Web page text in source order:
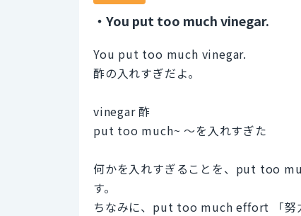
・You put too much vinegar.
You put too much vinegar.
酢の入れすぎだよ。
vinegar 酢
put too much~ ～を入れすぎた
何かを入れすぎることを、put too
す。
ちなみに、put too much effort 「